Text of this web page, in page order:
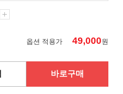
옵션 적용가 49,000원
바로구매